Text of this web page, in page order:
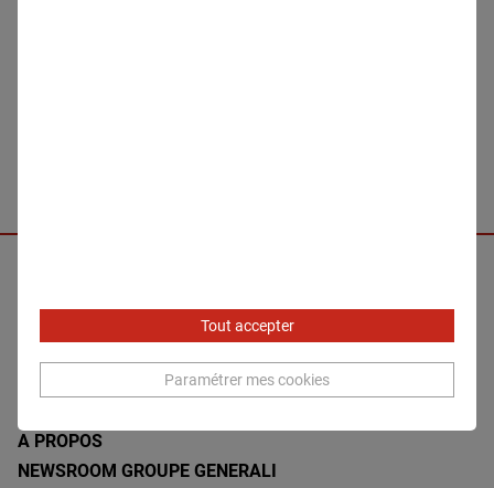
ACCESSIBILITÉ - NON CONFORME
A PROPOS
NEWSROOM GROUPE GENERALI
Tout accepter
Paramétrer mes cookies